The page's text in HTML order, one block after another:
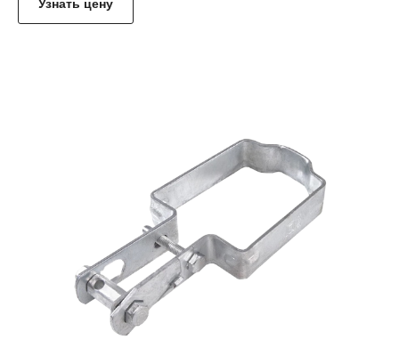
Узнать цену